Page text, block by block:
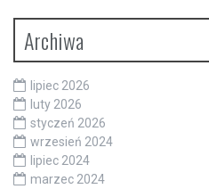
Archiwa
lipiec 2026
luty 2026
styczeń 2026
wrzesień 2024
lipiec 2024
marzec 2024